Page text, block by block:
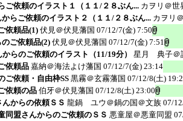
ご依頼のイラスト１（１１/２８ぶん... カヲリ＠世
らご依頼のイラスト２（１１/２８ぶん... カヲリ
依頼品(1) 伏見＠伏見藩国 07/12/7(金) 7:50
ご依頼品(2) 伏見＠伏見藩国 07/12/7(金) 7:51
らのご依頼のイラスト（11/19分）
星月 典子＠
依頼品 嘉納＠海法よけ藩国 07/12/7(金) 23:14
ご依頼・自由枠SS 黒霧＠玄霧藩国 07/12/8(土)
依頼の品 伯牙＠伏見藩国 07/12/8(土) 23:00
からの依頼ＳＳ 龍鍋 ユウ＠鍋の国＠文族 07/
同盟さんからのご依頼のＳＳ 悪童屋＠悪童同盟